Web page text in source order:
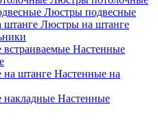
Люстры подвесные
Люстры на штанге
Настенные
Настенные на
Настенные